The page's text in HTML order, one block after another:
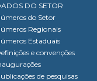
DO SETOR
do Setor
Regionais
Estaduais
e convenções
de pesquisas